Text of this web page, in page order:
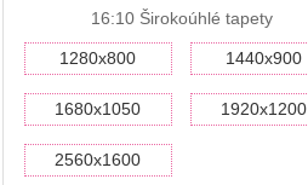
16:10 Širokoúhlé tapety
1280x800 1440x900
1680x1050 1920x1200
2560x1600